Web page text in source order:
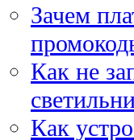
Зачем
Как не
Как